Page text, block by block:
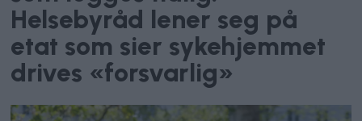
Helsebyråd lener seg på
etat som sier sykehjemmet
drives «forsvarlig»